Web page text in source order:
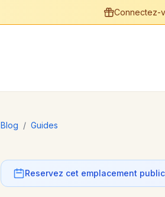
Connectez-
Blog / Guides
Reservez cet emplacement